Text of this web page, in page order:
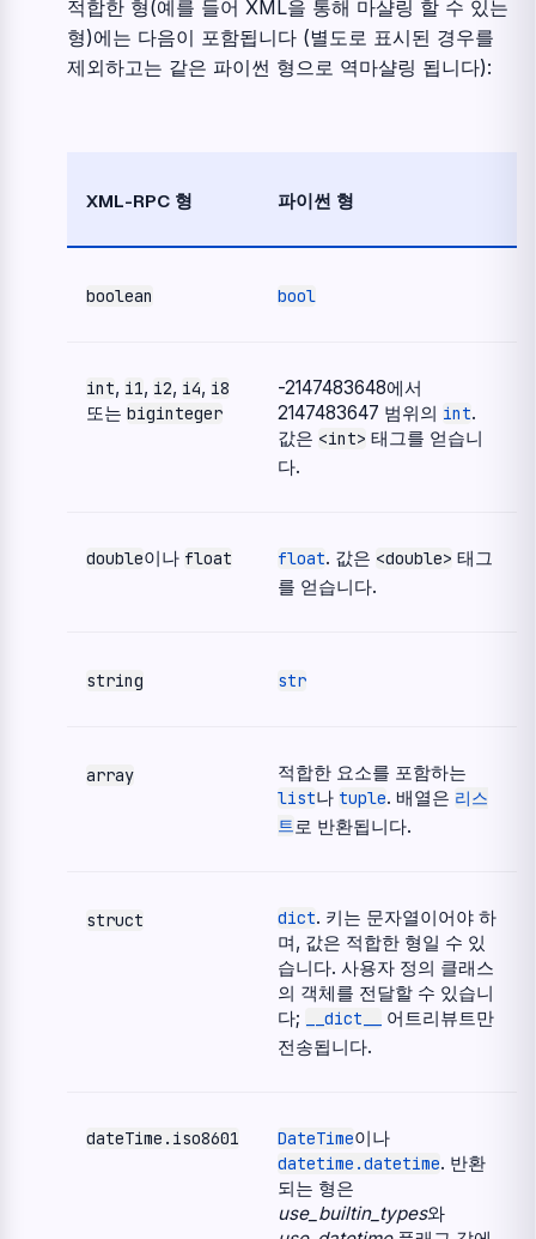
적합한 형(예를 들어 XML을 통해 마샬링 할 수 있는
형)에는 다음이 포함됩니다 (별도로 표시된 경우를
제외하고는 같은 파이썬 형으로 역마샬링 됩니다):
XML-RPC 형 파이썬 형
boolean bool
int, i1, i2, i4, i8
또는 biginteger
-2147483648에서
2147483647 범위의 int.
값은 <int> 태그를 얻습니
다.
double이나 float float. 값은 <double> 태그
를 얻습니다.
string str
array 적합한 요소를 포함하는
list나 tuple. 배열은 리스
트로 반환됩니다.
struct dict. 키는 문자열이어야 하
며, 값은 적합한 형일 수 있
습니다. 사용자 정의 클래스
의 객체를 전달할 수 있습니
다;
__dict__
어트리뷰트만
전송됩니다.
dateTime.iso8601 DateTime이나
datetime.datetime. 반환
되는 형은
use_builtin_types와